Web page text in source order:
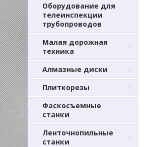
Оборудование для
телеинспекции
трубопроводов
Малая дорожная
техника
Алмазные диски
Плиткорезы
Фаскосъемные
станки
Ленточнопильные
станки